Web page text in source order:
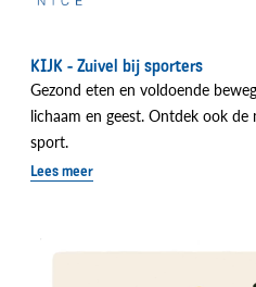
KIJK - Zuivel bij sporters
Gezond eten en voldoende
lichaam en geest. Ontdek ook de
sport.
Lees meer